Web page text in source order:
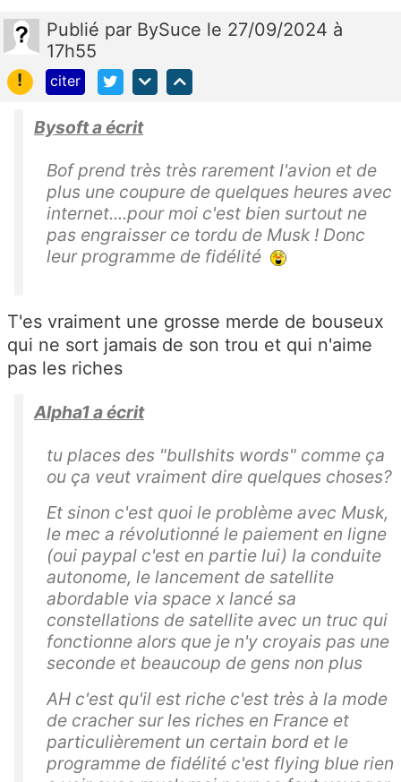
Publié par BySuce le 27/09/2024 à
17h55
!
citer
Bysoft a écrit
Bof prend très très rarement l'avion et de
plus une coupure de quelques heures avec
internet....pour moi c'est bien surtout ne
pas engraisser ce tordu de Musk ! Donc
leur programme de fidélité
T'es vraiment une grosse merde de bouseux
qui ne sort jamais de son trou et qui n'aime
pas les riches
Alpha1 a écrit
tu places des "bullshits words" comme ça
ou ça veut vraiment dire quelques choses?
Et sinon c'est quoi le problème avec Musk,
le mec a révolutionné le paiement en ligne
(oui paypal c'est en partie lui) la conduite
autonome, le lancement de satellite
abordable via space x lancé sa
constellations de satellite avec un truc qui
fonctionne alors que je n'y croyais pas une
seconde et beaucoup de gens non plus
AH c'est qu'il est riche c'est très à la mode
de cracher sur les riches en France et
particulièrement un certain bord et le
programme de fidélité c'est flying blue rien